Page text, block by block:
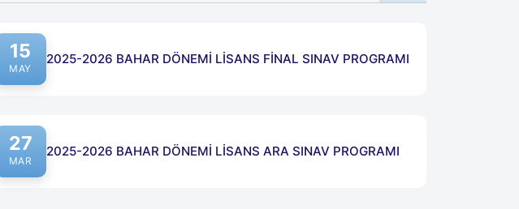
15
MAY
2025-2026 BAHAR DÖNEMİ LİSANS FİNAL SINAV PROGRAMI
27
MAR
2025-2026 BAHAR DÖNEMİ LİSANS ARA SINAV PROGRAMI